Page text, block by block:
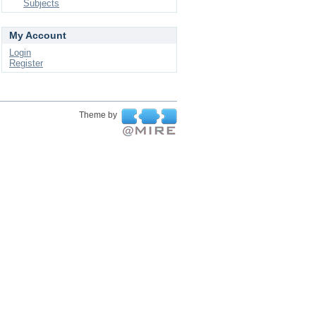
Subjects
My Account
Login
Register
Theme by